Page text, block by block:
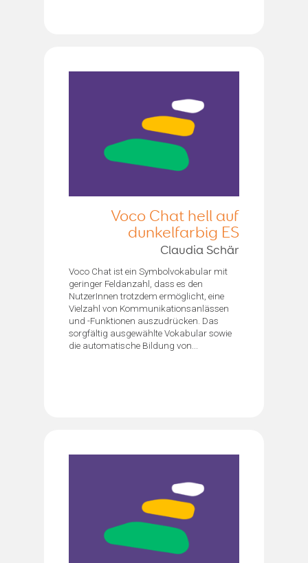
Voco Chat hell auf
dunkelfarbig ES
Claudia Schär
Voco Chat ist ein Symbolvokabular mit
geringer Feldanzahl, dass es den
NutzerInnen trotzdem ermöglicht, eine
Vielzahl von Kommunikationsanlässen
und -Funktionen auszudrücken. Das
sorgfältig ausgewählte Vokabular sowie
die automatische Bildung von...